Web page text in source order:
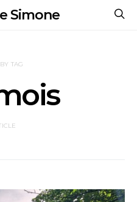
Simone
TAG